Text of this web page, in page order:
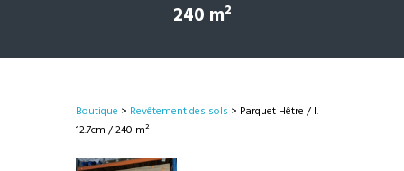
240 m²
Boutique > Revêtement des sols > Parquet Hêtre / l.
12.7cm / 240 m²